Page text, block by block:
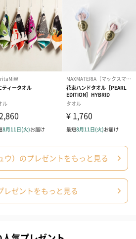
人が笑顔になる、【ShunQ（瞬吸）】
かがでしょうか。
360mm・40mm
：600×1200ｍm
ウ）のプレゼントをもっと見る
レゼントをもっと見る